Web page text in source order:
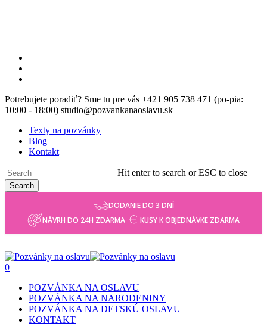
Potrebujete poradiť? Sme tu pre vás +421 905 738 471 (po-pia:
10:00 - 18:00) studio@pozvankanaoslavu.sk
Texty na pozvánky
Blog
Kontakt
Hit enter to search or ESC to close
Search
DODANIE DO 3 DNÍ
NÁVRH DO 24H ZDARMA
KUSY K OBJEDNÁVKE ZDARMA
0
POZVÁNKA NA OSLAVU
POZVÁNKA NA NARODENINY
POZVÁNKA NA DETSKÚ OSLAVU
KONTAKT